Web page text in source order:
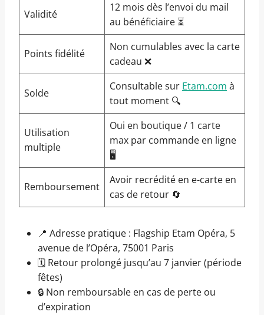
Validité
12 mois dès l’envoi du mail
au bénéficiaire ⏳
Points fidélité
Non cumulables avec la carte
cadeau ❌
Solde
Consultable sur Etam.com à
tout moment 🔍
Utilisation
multiple
Oui en boutique / 1 carte
max par commande en ligne
🖥️
Remboursement
Avoir recrédité en e-carte en
cas de retour 🔄
📍 Adresse pratique : Flagship Etam Opéra, 5
avenue de l’Opéra, 75001 Paris
🗓️ Retour prolongé jusqu’au 7 janvier (période
fêtes)
🔒 Non remboursable en cas de perte ou
d’expiration